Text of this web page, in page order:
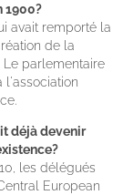
1900?
avait remporté la
de la
Le parlementaire
l'association
déjà devenir
les délégués
European